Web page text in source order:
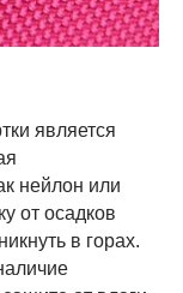
является
нейлон или
от осадков
в горах.